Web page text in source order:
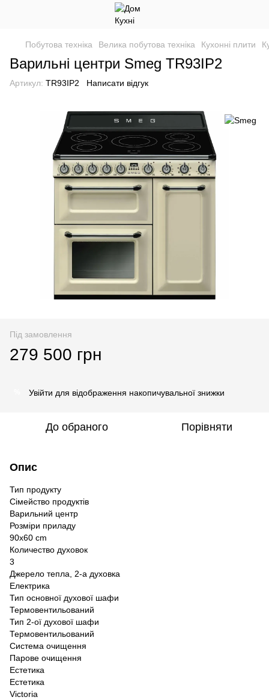
Побутова техніка Велика побутова техніка Кухонні плити
Варильні центри Smeg TR93IP2
Артикул: TR93IP2 Написати відгук
Під замовлення
279 500 грн
Увійти для відображення накопичувальної знижки
До обраного Порівняти
Опис
Тип продукту
Сімейство продуктів
Варильний центр
Розміри приладу
90x60 cm
Количество духовок
3
Джерело тепла, 2-а духовка
Електрика
Тип основної духової шафи
Термовентильований
Тип 2-ої духової шафи
Термовентильований
Система очищення
Парове очищення
Естетика
Естетика
Victoria